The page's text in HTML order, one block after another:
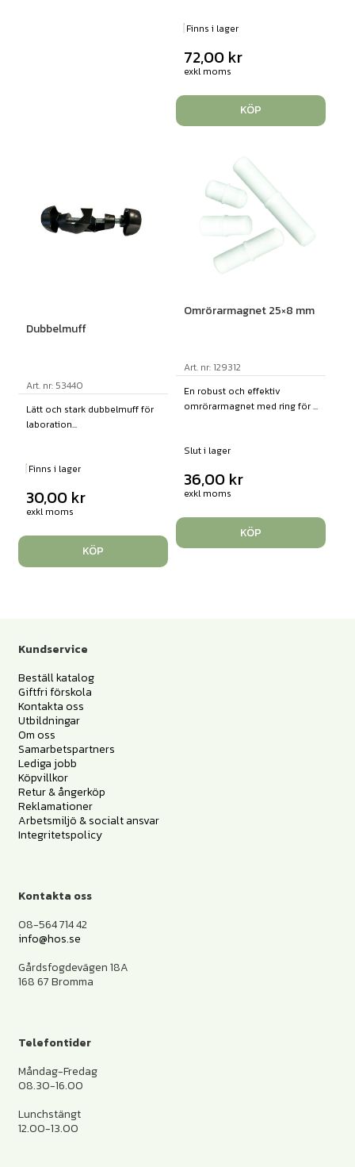
Finns i lager
72,00 kr
exkl moms
KÖP
Dubbelmuff
Art. nr: 53440
Lätt och stark dubbelmuff för
laboration...
Finns i lager
30,00 kr
exkl moms
KÖP
Omrörarmagnet 25×8 mm
Art. nr: 129312
En robust och effektiv
omrörarmagnet med ring för ...
Slut i lager
36,00 kr
exkl moms
KÖP
Kundservice
Beställ katalog
Giftfri förskola
Kontakta oss
Utbildningar
Om oss
Samarbetspartners
Lediga jobb
Köpvillkor
Retur & ångerköp
Reklamationer
Arbetsmiljö & socialt ansvar
Integritetspolicy
Kontakta oss
08-564 714 42
info@hos.se
Gårdsfogdevägen 18A
168 67 Bromma
Telefontider
Måndag-Fredag
08.30-16.00
Lunchstängt
12.00-13.00